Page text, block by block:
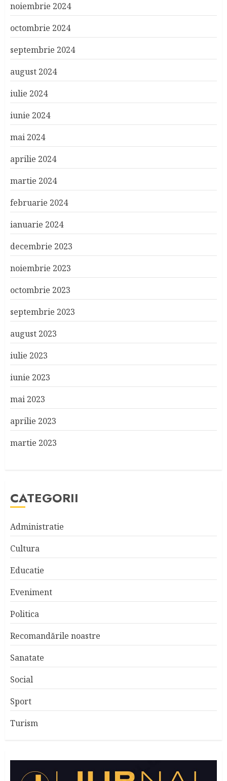
noiembrie 2024
octombrie 2024
septembrie 2024
august 2024
iulie 2024
iunie 2024
mai 2024
aprilie 2024
martie 2024
februarie 2024
ianuarie 2024
decembrie 2023
noiembrie 2023
octombrie 2023
septembrie 2023
august 2023
iulie 2023
iunie 2023
mai 2023
aprilie 2023
martie 2023
CATEGORII
Administratie
Cultura
Educatie
Eveniment
Politica
Recomandările noastre
Sanatate
Social
Sport
Turism